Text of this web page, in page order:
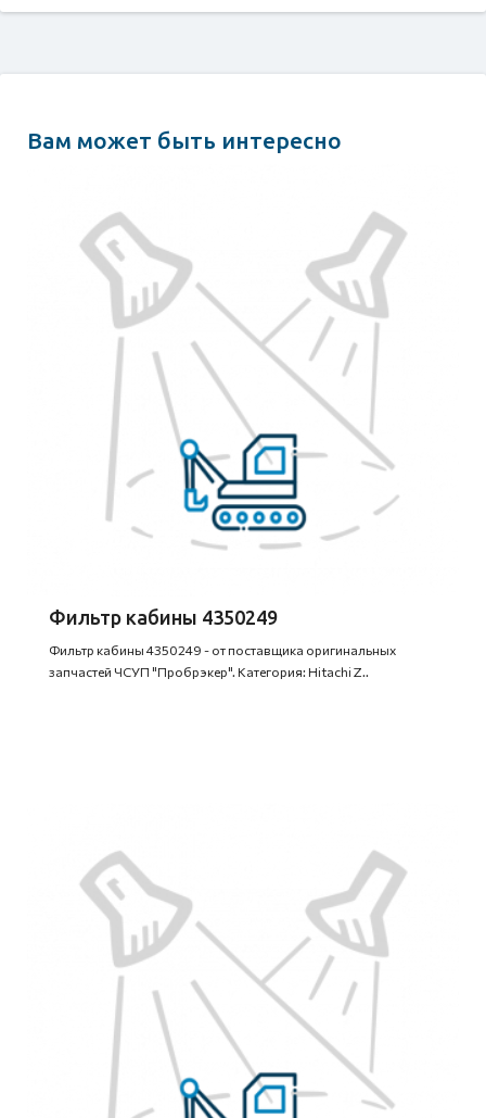
Вам может быть интересно
Фильтр кабины 4350249
Фильтр кабины 4350249 - от поставщика оригинальных
запчастей ЧСУП "Пробрэкер". Категория: Hitachi Z..